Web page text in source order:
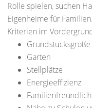
Rolle spielen, suchen
Eigenheime für
Kriterien im
Grundstücksgröße
Garten
Stellplätze
Energieeffizienz